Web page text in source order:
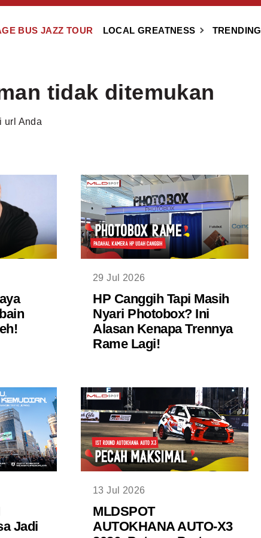
BUS JAZZ TOUR LOCAL GREATNESS TRENDING
tidak ditemukan
url Anda
29 Jul 2026
HP Canggih Tapi Masih
Nyari Photobox? Ini
Alasan Kenapa Trennya
Rame Lagi!
Jadi
13 Jul 2026
MLDSPOT
AUTOKHANA AUTO-X3